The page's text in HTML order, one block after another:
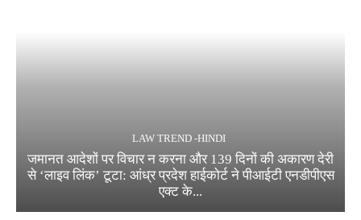
LAW TREND -HINDI
जमानत आदेशों पर विचार न करना और 139 दिनों की अकारण देरी
से ‘लाइव लिंक’ टूटा: आंध्र प्रदेश हाईकोर्ट ने पीआईटी एनडीपीएस
एक्ट के...